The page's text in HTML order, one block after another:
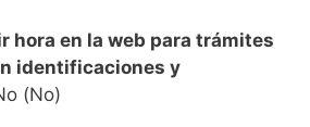
hora en la web para trámites
identificaciones y
(No)